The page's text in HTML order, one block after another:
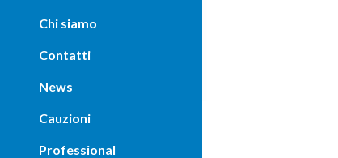
Chi siamo
Contatti
News
Cauzioni
Professional